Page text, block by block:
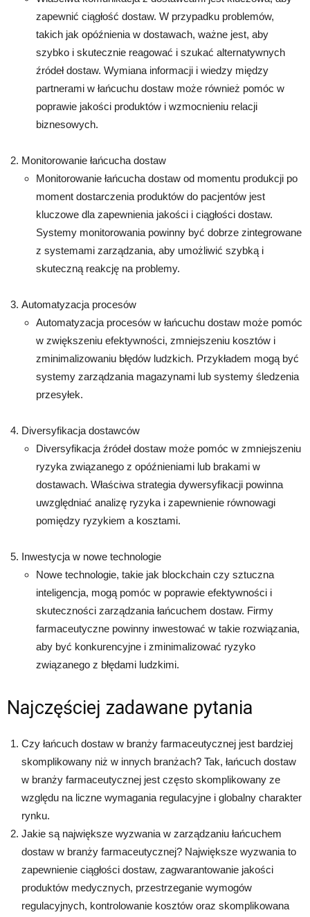
zapewnić ciągłość dostaw. W przypadku problemów,
takich jak opóźnienia w dostawach, ważne jest, aby
szybko i skutecznie reagować i szukać alternatywnych
źródeł dostaw. Wymiana informacji i wiedzy między
partnerami w łańcuchu dostaw może również pomóc w
poprawie jakości produktów i wzmocnieniu relacji
biznesowych.
Monitorowanie łańcucha dostaw
Monitorowanie łańcucha dostaw od momentu produkcji po
moment dostarczenia produktów do pacjentów jest
kluczowe dla zapewnienia jakości i ciągłości dostaw.
Systemy monitorowania powinny być dobrze zintegrowane
z systemami zarządzania, aby umożliwić szybką i
skuteczną reakcję na problemy.
Automatyzacja procesów
Automatyzacja procesów w łańcuchu dostaw może pomóc
w zwiększeniu efektywności, zmniejszeniu kosztów i
zminimalizowaniu błędów ludzkich. Przykładem mogą być
systemy zarządzania magazynami lub systemy śledzenia
przesyłek.
Diversyfikacja dostawców
Diversyfikacja źródeł dostaw może pomóc w zmniejszeniu
ryzyka związanego z opóźnieniami lub brakami w
dostawach. Właściwa strategia dywersyfikacji powinna
uwzględniać analizę ryzyka i zapewnienie równowagi
pomiędzy ryzykiem a kosztami.
Inwestycja w nowe technologie
Nowe technologie, takie jak blockchain czy sztuczna
inteligencja, mogą pomóc w poprawie efektywności i
skuteczności zarządzania łańcuchem dostaw. Firmy
farmaceutyczne powinny inwestować w takie rozwiązania,
aby być konkurencyjne i zminimalizować ryzyko
związanego z błędami ludzkimi.
Najczęściej zadawane pytania
Czy łańcuch dostaw w branży farmaceutycznej jest bardziej
skomplikowany niż w innych branżach? Tak, łańcuch dostaw
w branży farmaceutycznej jest często skomplikowany ze
względu na liczne wymagania regulacyjne i globalny charakter
rynku.
Jakie są największe wyzwania w zarządzaniu łańcuchem
dostaw w branży farmaceutycznej? Największe wyzwania to
zapewnienie ciągłości dostaw, zagwarantowanie jakości
produktów medycznych, przestrzeganie wymogów
regulacyjnych, kontrolowanie kosztów oraz skomplikowana